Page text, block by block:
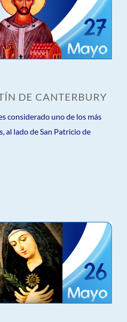
DE CANTERBURY
considerado uno de los más
al lado de San Patricio de